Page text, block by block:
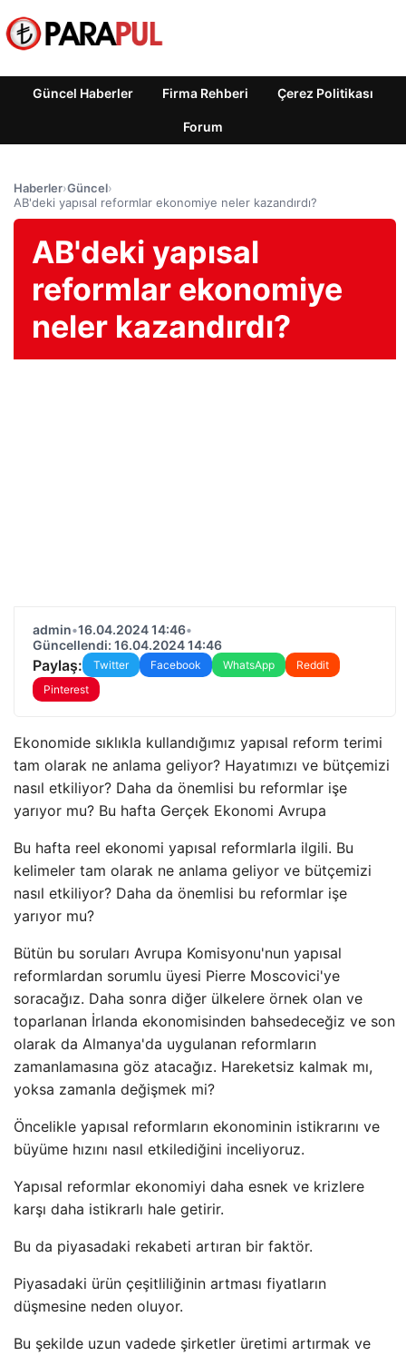
Güncel Haberler Firma Rehberi Çerez Politikası
Forum
Haberler›Güncel›
AB'deki yapısal reformlar ekonomiye neler kazandırdı?
AB'deki yapısal
reformlar ekonomiye
neler kazandırdı?
admin•16.04.2024 14:46•
Güncellendi: 16.04.2024 14:46
Paylaş: Twitter Facebook WhatsApp
Reddit
Pinterest
Ekonomide sıklıkla kullandığımız yapısal reform terimi
tam olarak ne anlama geliyor? Hayatımızı ve bütçemizi
nasıl etkiliyor? Daha da önemlisi bu reformlar işe
yarıyor mu? Bu hafta Gerçek Ekonomi Avrupa
Bu hafta reel ekonomi yapısal reformlarla ilgili. Bu
kelimeler tam olarak ne anlama geliyor ve bütçemizi
nasıl etkiliyor? Daha da önemlisi bu reformlar işe
yarıyor mu?
Bütün bu soruları Avrupa Komisyonu'nun yapısal
reformlardan sorumlu üyesi Pierre Moscovici'ye
soracağız. Daha sonra diğer ülkelere örnek olan ve
toparlanan İrlanda ekonomisinden bahsedeceğiz ve son
olarak da Almanya'da uygulanan reformların
zamanlamasına göz atacağız. Hareketsiz kalmak mı,
yoksa zamanla değişmek mi?
Öncelikle yapısal reformların ekonominin istikrarını ve
büyüme hızını nasıl etkilediğini inceliyoruz.
Yapısal reformlar ekonomiyi daha esnek ve krizlere
karşı daha istikrarlı hale getirir.
Bu da piyasadaki rekabeti artıran bir faktör.
Piyasadaki ürün çeşitliliğinin artması fiyatların
düşmesine neden oluyor.
Bu şekilde uzun vadede şirketler üretimi artırmak ve